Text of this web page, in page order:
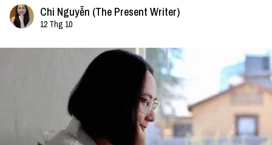
Chi Nguyễn (The Present Writer)
12 Thg 10